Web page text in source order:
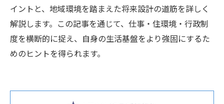
イントと、地域環境を踏まえた将来設計の道筋を詳しく
解説します。この記事を通じて、仕事・住環境・行政制
度を横断的に捉え、自身の生活基盤をより強固にするた
めのヒントを得られます。